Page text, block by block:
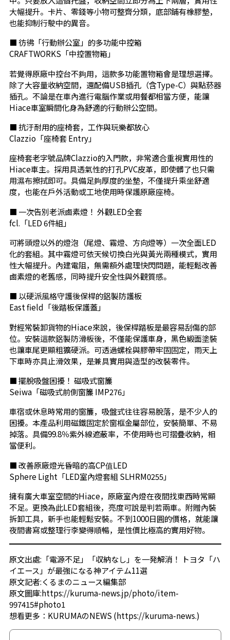
大幅提升。卡片、零錢等小物可整齊分類，底部鋪有橡膠墊，
也能抑制行駛中的異音。
■ 彷彿「行動辦公室」的多功能中控箱
CRAFTWORKS「中控置物箱」
若覺得原廠中控台不夠用，這款多功能置物箱會是理想選擇。
除了大容量收納空間，還配備USB插孔（含Type-C）與點菸器
插孔。不論是在車內進行電腦作業或用餐都相當方便，能讓
Hiace車室瞬間化身為舒適的行動辦公空間。
■ 抗汙耐用的座椅套，工作與玩樂都放心
Clazzio「座椅套 Entry」
座椅套老字號品牌Clazzio的入門款，非常適合重視實用性的
Hiace車主。採用具透氣性的打孔PVC皮革，即使髒了也只需
用濕布擦拭即可。具備足夠厚度的坐墊，不僅提升乘坐舒適
度，也能在戶外活動或工地使用時保護原廠座椅。
■ 一次告別老派鹵素燈！ 外觀LED全套
fcl.「LED 6件組」
可將頭燈以外的燈泡（尾燈、霧燈、方向燈等）一次全面LED
化的套組。其中霧燈可依天候切換白光與黃光兩種模式，實用
性大幅提升。內建電阻，無需額外處理快閃問題，能輕鬆改善
鹵素燈的老舊感，同時提升安全性與外觀質感。
■ 以硬派風格守護後保桿的鋁製防護板
East field「後踏板保護蓋」
對經常裝卸貨物的Hiace來說，後保桿踏板是最容易刮傷的部
位。安裝這款鋁製防滑板後，不僅能保護車身，黑色緞面塗裝
也讓車尾更顯粗獷硬派。可透過螺栓與膠帶牢固固定，雨天上
下車時亦具止滑效果，是兼具實用與造型的改裝零件。
■ 擺脫吸盤困擾！ 磁吸式窗簾
Seiwa「磁吸式前側窗簾 IMP276」
車宿或休息時常用的窗簾，吸盤式往往容易脫落，是不少人的
困擾。本產品利用磁鐵固定於窗框金屬部位，安裝簡單、不易
掉落。具備99.8％紫外線遮蔽率，不使用時也可摺疊收納，相
當便利。
■ 改善原廠燈光昏暗的高CP值LED
Sphere Light「LED室內燈套組 SLHRM0255」
擁有廣大車室空間的Hiace，原廠室內燈在夜間找東西時常顯
不足。更換為此LED套組後，亮度可說是判若兩車。附贈內裝
拆卸工具，新手也能輕鬆安裝。不到1000日圓的價格，就能讓
夜間書寫或整理行李變得順暢，是性價比極高的實用好物。
原文出處: 「電源不足」「収納なし」を一発解消！ トヨタ「ハ
イエース」が最強になる神アイテム11選
原文記者:くるまのニュース編集部
原文圖庫:https://kuruma-news.jp/photo/item-
997415#photo1
想看更多： KURUMAのNEWS (https://kuruma-news.)